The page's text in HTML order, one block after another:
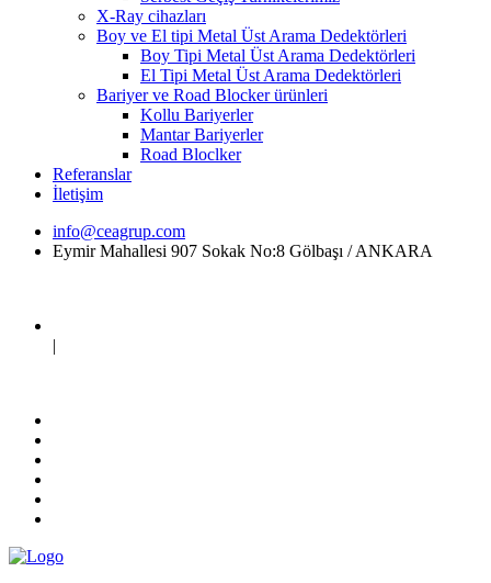
X-Ray cihazları
Boy ve El tipi Metal Üst Arama Dedektörleri
Boy Tipi Metal Üst Arama Dedektörleri
El Tipi Metal Üst Arama Dedektörleri
Bariyer ve Road Blocker ürünleri
Kollu Bariyerler
Mantar Bariyerler
Road Bloclker
Referanslar
İletişim
info@ceagrup.com
Eymir Mahallesi 907 Sokak No:8 Gölbaşı / ANKARA
|